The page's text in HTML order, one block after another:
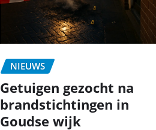
NIEUWS
Getuigen gezocht na
brandstichtingen in
Goudse wijk